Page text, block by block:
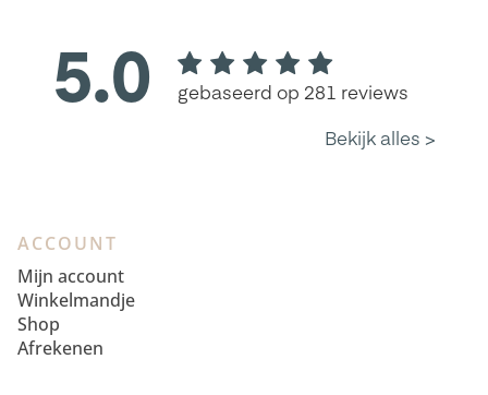
ACCOUNT
Mijn account
Winkelmandje
Shop
Afrekenen